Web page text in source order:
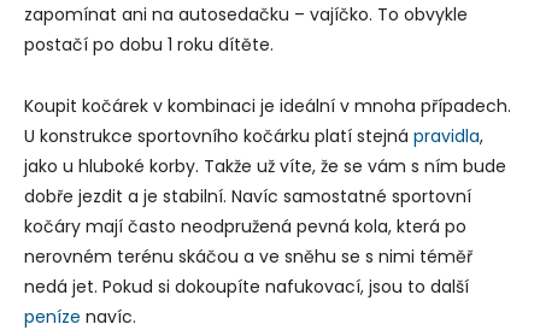
zapomínat ani na autosedačku – vajíčko. To obvykle
postačí po dobu 1 roku dítěte.
Koupit kočárek v kombinaci je ideální v mnoha případech.
U konstrukce sportovního kočárku platí stejná pravidla,
jako u hluboké korby. Takže už víte, že se vám s ním bude
dobře jezdit a je stabilní. Navíc samostatné sportovní
kočáry mají často neodpružená pevná kola, která po
nerovném terénu skáčou a ve sněhu se s nimi téměř
nedá jet. Pokud si dokoupíte nafukovací, jsou to další
peníze navíc.